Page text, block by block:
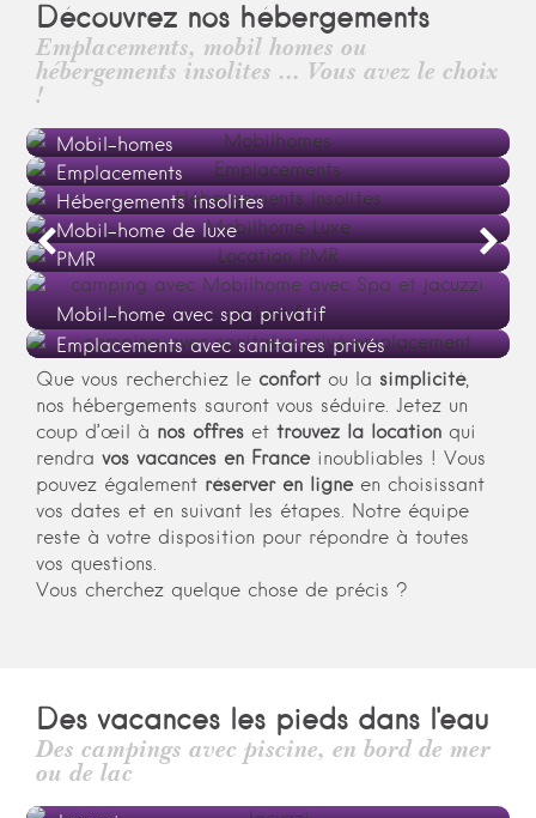
Découvrez nos hébergements
Emplacements, mobil homes ou
hébergements insolites ... Vous avez le choix
!
Mobil-homes
Emplacements
Hébergements insolites
Mobil-home de luxe
PMR
Mobil-home avec spa privatif
Emplacements avec sanitaires privés
Que vous recherchiez le confort ou la simplicité,
nos hébergements sauront vous séduire. Jetez un
coup d’œil à nos offres ettrouvez la location qui
rendravos vacances en Franceinoubliables ! Vous
pouvez également réserver en ligneen choisissant
vos dates et en suivant les étapes. Notre équipe
reste à votre disposition pour répondre à toutes
vos questions.
Vous cherchez quelque chose de précis ?
Des vacances les pieds dans l'eau
Des campings avec piscine, en bord de mer
ou de lac